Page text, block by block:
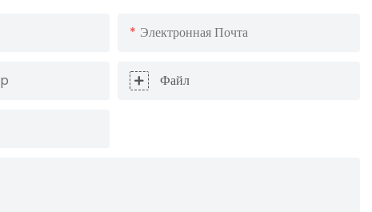
Электронная Почта
Файл